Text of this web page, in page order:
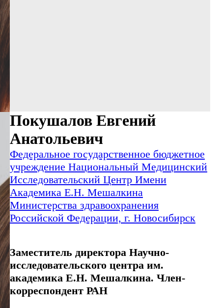
Покушалов Евгений
Анатольевич
Федеральное государственное бюджетное
учреждение Национальный Медицинский
Исследовательский Центр Имени
Академика Е.Н. Мешалкина
Министерства здравоохранения
Российской Федерации, г. Новосибирск
Заместитель директора Научно-
исследовательского центра им.
академика Е.Н. Мешалкина. Член-
корреспондент РАН